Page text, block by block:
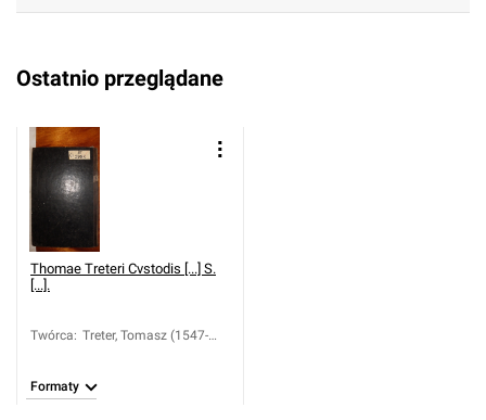
Ostatnio przeglądane
Thomae Treteri Cvstodis [...] S.
[...].
Twórca: Treter, Tomasz (1547-
Formaty